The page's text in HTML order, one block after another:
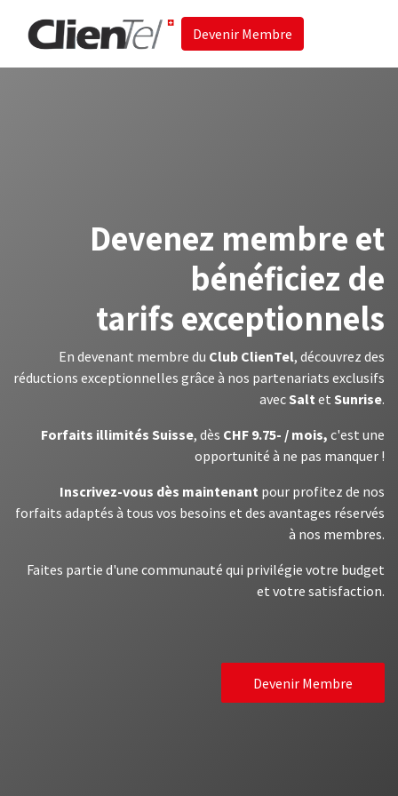
Devenir Membre
Devenez membre et
bénéficiez de
tarifs exceptionnels
En devenant membre du Club ClienTel, découvrez des
réductions exceptionnelles grâce à nos partenariats exclusifs
avecSalt et Sunrise.
Forfaits illimités Suisse, dès CHF 9.75- / mois, c'est une
opportunité à ne pas manquer !
Inscrivez-vous dès maintenant pour profitez de nos
forfaits adaptés à tous vos besoins et des avantages réservés
à nos membres.
Faites partie d'une communauté qui privilégie votre budget
et votre satisfaction.
Devenir Membre